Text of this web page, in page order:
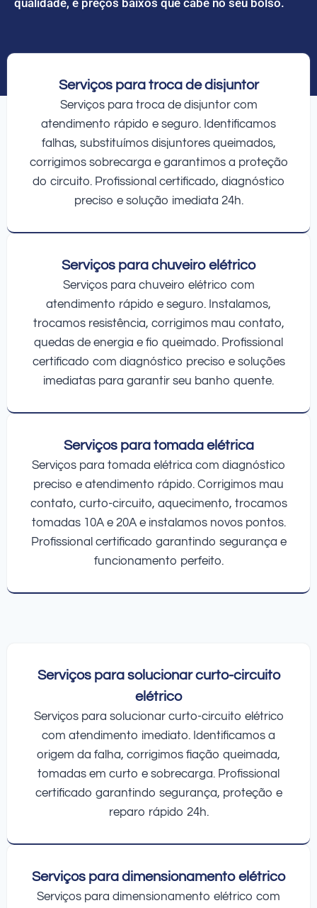
Serviços para troca de disjuntor
Serviços para troca de disjuntor com
atendimento rápido e seguro. Identificamos
falhas, substituímos disjuntores queimados,
corrigimos sobrecarga e garantimos a proteção
do circuito. Profissional certificado, diagnóstico
preciso e solução imediata 24h.
Serviços para chuveiro elétrico
Serviços para chuveiro elétrico com
atendimento rápido e seguro. Instalamos,
trocamos resistência, corrigimos mau contato,
quedas de energia e fio queimado. Profissional
certificado com diagnóstico preciso e soluções
imediatas para garantir seu banho quente.
Serviços para tomada elétrica
Serviços para tomada elétrica com diagnóstico
preciso e atendimento rápido. Corrigimos mau
contato, curto-circuito, aquecimento, trocamos
tomadas 10A e 20A e instalamos novos pontos.
Profissional certificado garantindo segurança e
funcionamento perfeito.
Serviços para solucionar curto-circuito
elétrico
Serviços para solucionar curto-circuito elétrico
com atendimento imediato. Identificamos a
origem da falha, corrigimos fiação queimada,
tomadas em curto e sobrecarga. Profissional
certificado garantindo segurança, proteção e
reparo rápido 24h.
Serviços para dimensionamento elétrico
Serviços para dimensionamento elétrico com